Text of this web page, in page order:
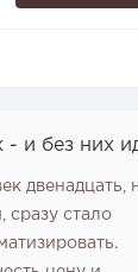
и без них
двенадцать,
сразу стало